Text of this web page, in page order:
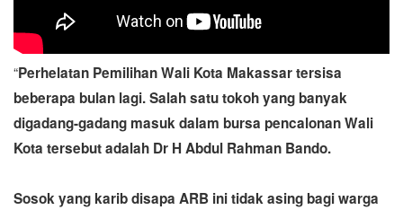
“Perhelatan Pemilihan Wali Kota Makassar tersisa
beberapa bulan lagi. Salah satu tokoh yang banyak
digadang-gadang masuk dalam bursa pencalonan Wali
Kota tersebut adalah Dr H Abdul Rahman Bando.
Sosok yang karib disapa ARB ini tidak asing bagi warga